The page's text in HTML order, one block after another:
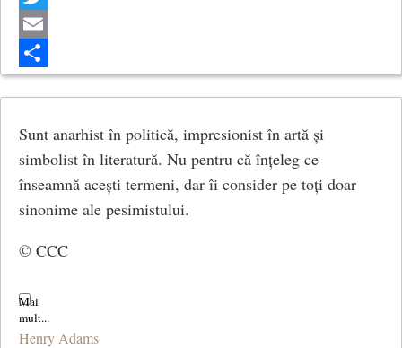
Twitter
Email
Share
Sunt anarhist în politică, impresionist în artă și
simbolist în literatură. Nu pentru că înțeleg ce
înseamnă acești termeni, dar îi consider pe toți doar
sinonime ale pesimistului.
© CCC
Henry Adams